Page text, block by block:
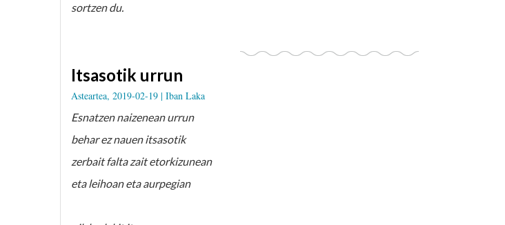
sortzen du.
Itsasotik urrun
Asteartea, 2019-02-19 | Iban Laka
Esnatzen naizenean urrun
behar ez nauen itsasotik
zerbait falta zait etorkizunean
eta leihoan eta aurpegian